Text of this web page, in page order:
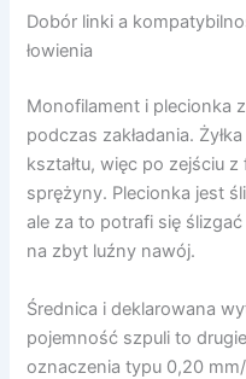
Dobór linki a
łowienia
Monofilament i plecionka
podczas zakładania.
kształtu, więc po zejściu
sprężyny. Plecionka jest
ale za to potrafi się
na zbyt luźny nawój.
Średnica i deklarowana
pojemność szpuli to
oznaczenia typu 0,20